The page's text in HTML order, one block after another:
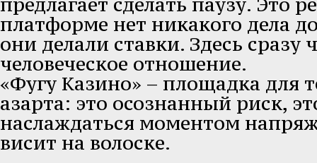
платформе нет никакого дела
они делали ставки. Здесь сразу
человеческое отношение.
«Фугу Казино» – площадка для
азарта: это осознанный риск,
наслаждаться моментом
висит на волоске.